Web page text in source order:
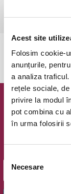
Acest site
Folosim cookie-
anunțurile,
a analiza
rețele sociale,
privire la modul
pot combina cu
în urma folosirii
consimțământului
Necesare
Eveniment
Oferte